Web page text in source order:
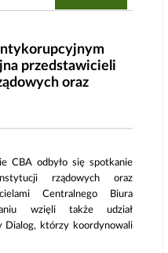
przedstawicieli
oraz
CBA odbyło się spotkanie
rządowych oraz
Centralnego Biura
wzięli także udział
Dialog, którzy koordynowali